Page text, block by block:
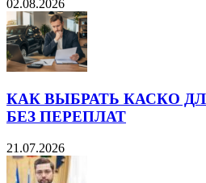
02.08.2026
КАК ВЫБРАТЬ КАСКО
БЕЗ ПЕРЕПЛАТ
21.07.2026